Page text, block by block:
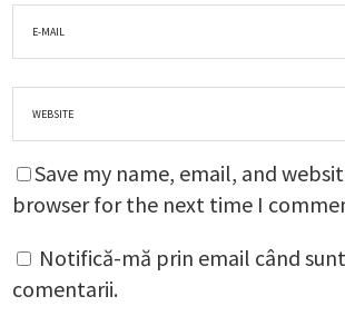
Save my name, email, and
browser for the next time I
Notifică-mă prin email când
comentarii.